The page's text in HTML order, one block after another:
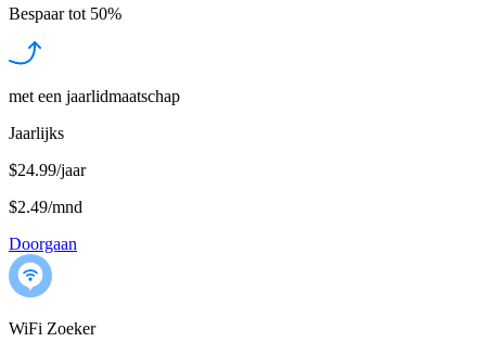
Bespaar tot 50%
met een jaarlidmaatschap
Jaarlijks
$24.99/jaar
$2.49/mnd
Doorgaan
WiFi Zoeker